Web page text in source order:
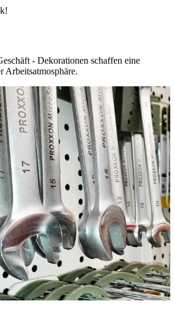
- Dekorationen schaffen eine
Arbeitsatmosphäre.